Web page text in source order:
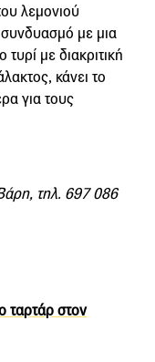
λεμονιού
με μια
με διακριτική
κάνει το
για τους
τηλ. 697 086
ταρτάρ στον